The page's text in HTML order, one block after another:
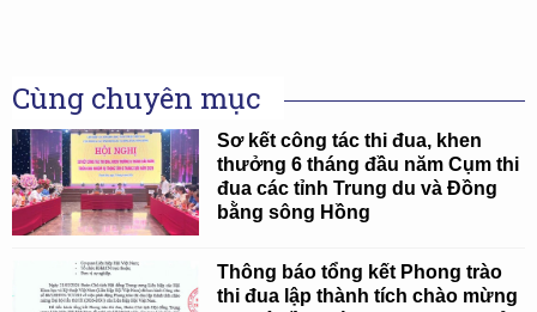
Cùng chuyên mục
Sơ kết công tác thi đua, khen
thưởng 6 tháng đầu năm Cụm thi
đua các tỉnh Trung du và Đồng
bằng sông Hồng
Thông báo tổng kết Phong trào
thi đua lập thành tích chào mừng